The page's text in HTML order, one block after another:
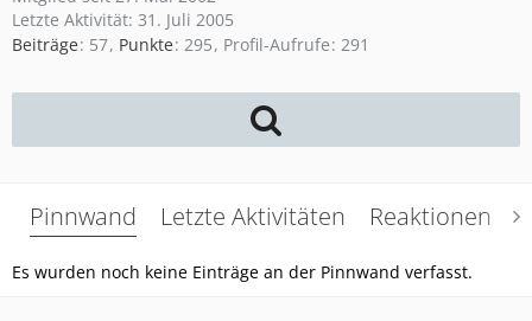
Letzte Aktivität: 31. Juli 2005
Beiträge 57 Punkte 295 Profil-Aufrufe 291
Pinnwand Letzte Aktivitäten Reaktionen
Es wurden noch keine Einträge an der Pinnwand verfasst.